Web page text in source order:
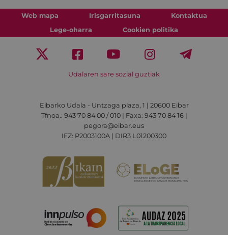
Web mapa Irisgarritasuna
Kontaktua
Lege-oharra
Cookien politika
Udalaren sare sozial guztiak
Eibarko Udala - Untzaga plaza, 1 | 20600 Eibar
Tfnoa.: 943 70 84 00 / 010 | Faxa: 943 70 84 16 |
pegora@eibar.eus
IFZ: P2003100A | DIR3 L01200300